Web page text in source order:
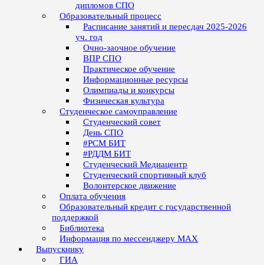
дипломов СПО
Образовательный процесс
Расписание занятий и пересдач 2025-2026
уч. год
Очно-заочное обучение
ВПР СПО
Практическое обучение
Информационные ресурсы
Олимпиады и конкурсы
Физическая культура
Студенческое самоуправление
Студенческий совет
День СПО
#РСМ БИТ
#РДДМ БИТ
Студенческий Медиацентр
Студенческий спортивный клуб
Волонтерское движение
Оплата обучения
Образовательный кредит с государственной
поддержкой
Библиотека
Информация по мессенджеру MAX
Выпускнику
ГИА